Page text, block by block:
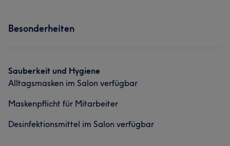
Besonderheiten
Sauberkeit und Hygiene
Alltagsmasken im Salon verfügbar
Maskenpflicht für Mitarbeiter
Desinfektionsmittel im Salon verfügbar